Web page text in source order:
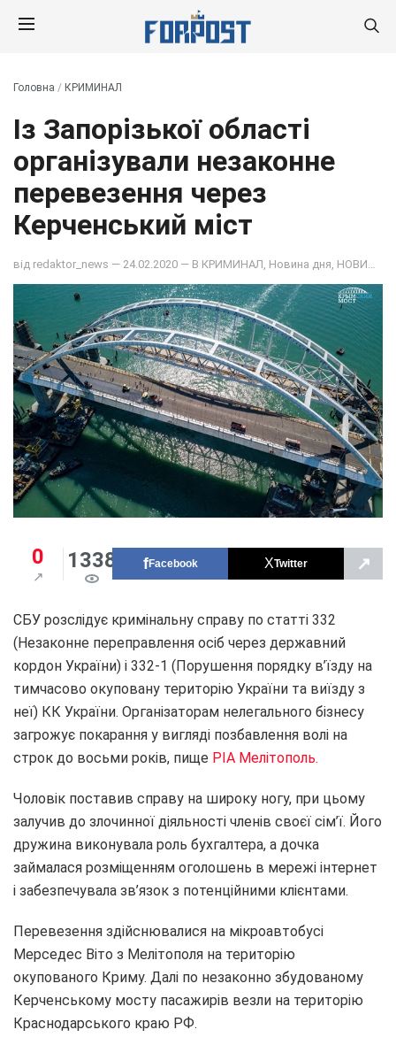
Головна / КРИМИНАЛ
Із Запорізької області
організували незаконне
перевезення через
Керченський міст
від redaktor_news — 24.02.2020 — В КРИМИНАЛ Новина дня НОВИНИ
0 1338 Facebook Twitter ↗
СБУ розслідує кримінальну справу по статті 332
(Незаконне переправлення осіб через державний
кордон України) і 332-1 (Порушення порядку в’їзду на
тимчасово окуповану територію України та виїзду з
неї) КК України. Організаторам нелегального бізнесу
загрожує покарання у вигляді позбавлення волі на
строк до восьми років, пище РІА Мелітополь.
Чоловік поставив справу на широку ногу, при цьому
залучив до злочинної діяльності членів своєї сім’ї. Його
дружина виконувала роль бухгалтера, а дочка
займалася розміщенням оголошень в мережі інтернет
і забезпечувала зв’язок з потенційними клієнтами.
Перевезення здійснювалися на мікроавтобусі
Мерседес Віто з Мелітополя на територію
окупованого Криму. Далі по незаконно збудованому
Керченському мосту пасажирів везли на територію
Краснодарського краю РФ.